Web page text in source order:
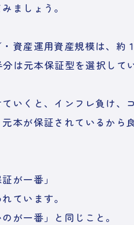
ましょう。
資産運用資産規模は、約
は元本保証型を選択して
いくと、インフレ負け、
本が保証されているから
が一番」
ています。
が一番」と同じこと。